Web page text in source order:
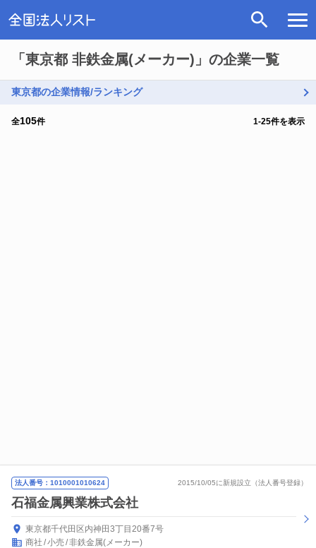
「東京都 非鉄金属(メーカー)」の企業一覧
東京都の企業情報/ランキング
全105件 1-25件を表示
法人番号：1010001010624 2015/10/05に新規設立（法人番号登録）
石福金属興業株式会社
東京都千代田区内神田3丁目20番7号
商社 小売 非鉄金属(メーカー)